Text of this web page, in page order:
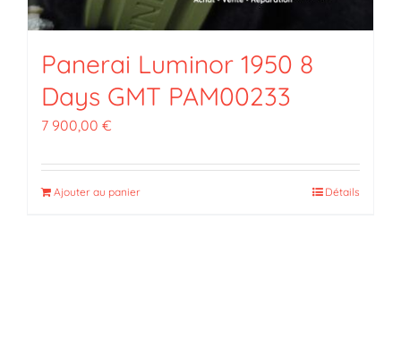
Panerai Luminor 1950 8
Days GMT PAM00233
7 900,00 €
Ajouter au panier Détails